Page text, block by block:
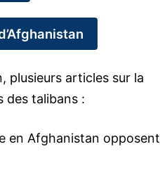
plusieurs articles sur la
des talibans :
en Afghanistan opposent